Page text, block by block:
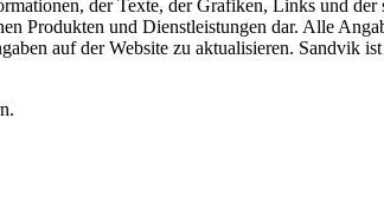
der Texte, der Grafiken, Links und der
Produkten und Dienstleistungen dar. Alle
auf der Website zu aktualisieren. Sandvik